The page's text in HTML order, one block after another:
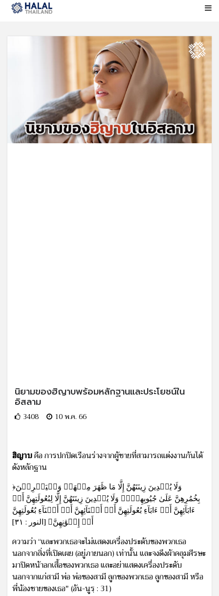
นิยามของฮิญาบพร้อมหลักฐานและประโยชน์ใน
อิสลาม
3408 10 พ.ค. 66
ฮิญาบคือ การปกปิดเรือนร่างจากผู้ชายที่สามารถแต่งงานกันได้
ดังหลักฐาน
﴿وَلَا يُبۡدِينَ زِينَتَهُنَّ إِلَّا مَا ظَهَرَ مِنۡهَاۖ وَلۡيَضۡرِبۡنَ
بِخُمُرِهِنَّ عَلَىٰ جُيُوبِهِنَّۖ وَلَا يُبۡدِينَ زِينَتَهُنَّ إِلَّا لِبُعُولَتِهِنَّ أَوۡ
ءَابَآئِهِنَّ أَوۡ ءَابَآءِ بُعُولَتِهِنَّ أَوۡ أَبۡنَآئِهِنَّ أَوۡ أَبۡنَآءِ بُعُولَتِهِنَّ
أَوۡ إِخۡوَٰنِهِنَّ﴾ [النور : ٣١]
ความว่า “และพวกเธอจะไม่แสดงเครื่องประดับของพวกเธอ
นอกจากสิ่งที่เปิดเผย (อยู่ภายนอก) เท่านั้น และจงดึงผ้าคลุมศีรษะ
มาปิดหน้าอกเสื้อของพวกเธอ และอย่าแสดงเครื่องประดับ
นอกจากแก่สามี พ่อ พ่อของสามี ลูกของพวกเธอ ลูกของสามี หรือ
พี่น้องชายของเธอ" (อัน-นูรฺ : 31)